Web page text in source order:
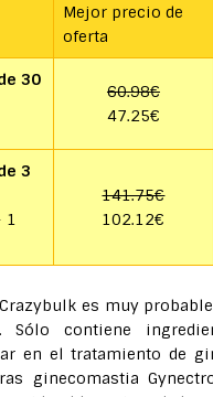
Mejor precio de
oferta
30
60.98€
47.25€
3
1
141.75€
102.12€
es muy
Sólo contiene
en el tratamiento de
ginecomastia